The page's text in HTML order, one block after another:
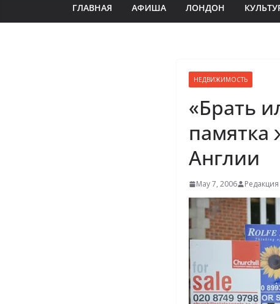
ГЛАВНАЯ АФИША ЛОНДОН
НЕДВИЖИМОСТЬ
«Брать
памятка
Англии
May 7, 2006